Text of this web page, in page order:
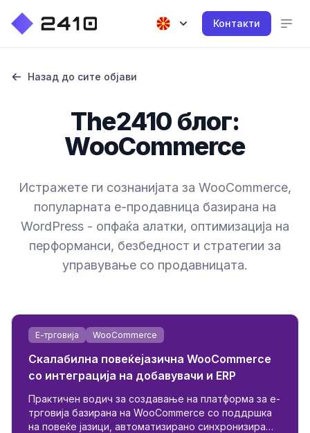
Контакти
Назад до сите објави
The2410 блог:
WooCommerce
Истражете ги сознанијата за WooCommerce,
популарната е-продавница базирана на
WordPress - опфаќа алатки, оптимизација на
перформанси, безбедност и стратегии за
управување со продавницата.
Е-трговија WooCommerce
Скалабилна повеќејазична WooCommerce
со интеграција на добавувачи и ERP
Практичен водич за создавање на платформа за е-
трговија базирана на WooCommerce со поддршка
на повеќе јазици, автоматизирано синхронизирање